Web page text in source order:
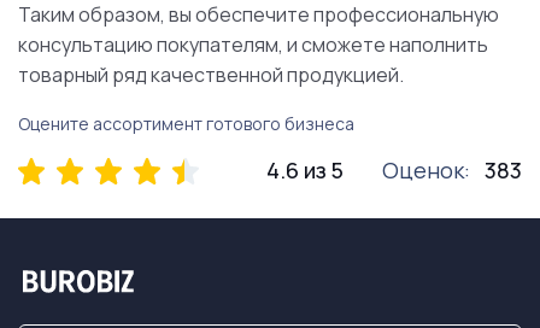
Таким образом, вы обеспечите профессиональную
консультацию покупателям, и сможете наполнить
товарный ряд качественной продукцией.
Оцените ассортимент готового бизнеса
4.6 из 5 Оценок: 383